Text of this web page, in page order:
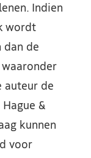
Indien
wordt
dan de
auteur de
&
kunnen
voor